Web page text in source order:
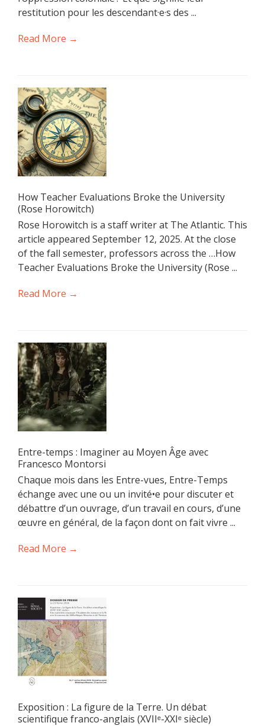
restitution pour les descendant·e·s des ...
Read More →
How Teacher Evaluations Broke the University
(Rose Horowitch)
Rose Horowitch is a staff writer at The Atlantic. This
article appeared September 12, 2025. At the close
of the fall semester, professors across the …How
Teacher Evaluations Broke the University (Rose ...
Read More →
Entre-temps : Imaginer au Moyen Âge avec
Francesco Montorsi
Chaque mois dans les Entre-vues, Entre-Temps
échange avec une ou un invité•e pour discuter et
débattre d’un ouvrage, d’un travail en cours, d’une
œuvre en général, de la façon dont on fait vivre ...
Read More →
Exposition : La figure de la Terre. Un débat
scientifique franco-anglais (XVIIᵉ-XXIᵉ siècle)